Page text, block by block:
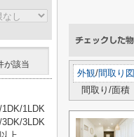
外観/間取り図
間取り/面積
が該当
1DK/1LDK
3DK/3LDK